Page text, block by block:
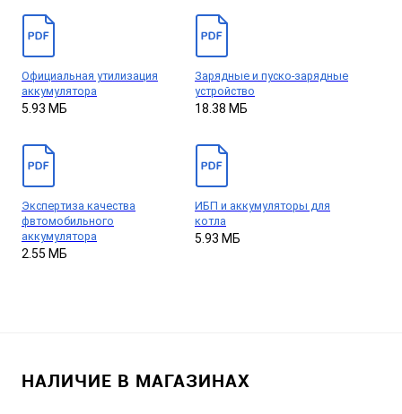
Официальная утилизация
аккумулятора
5.93 МБ
Зарядные и пуско-зарядные
устройство
18.38 МБ
Экспертиза качества
фвтомобильного
аккумулятора
2.55 МБ
ИБП и аккумуляторы для
котла
5.93 МБ
НАЛИЧИЕ В МАГАЗИНАХ